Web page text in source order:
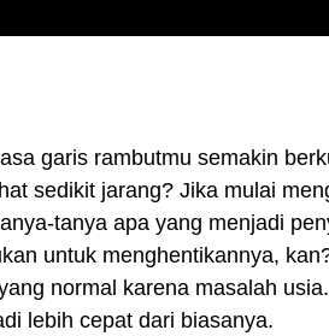
garis rambutmu semakin
sedikit jarang? Jika mulai
tanya apa yang menjadi
untuk menghentikannya,
normal karena masalah
lebih cepat dari biasanya.